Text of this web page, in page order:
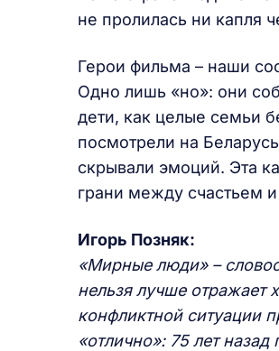
не пролилась ни капля
Герои фильма – наши
Одно лишь «но»: они
дети, как целые семьи
посмотрели на
скрывали эмоций. Эта
грани между счастьем
Игорь Позняк:
«Мирные люди» –
нельзя лучше отражает
конфликтной ситуации
«отлично»: 75 лет